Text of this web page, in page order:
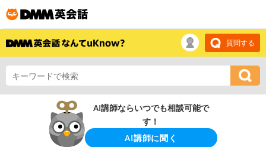
質問する
AI講師ならいつでも相談可能で
す！
AI講師に聞く